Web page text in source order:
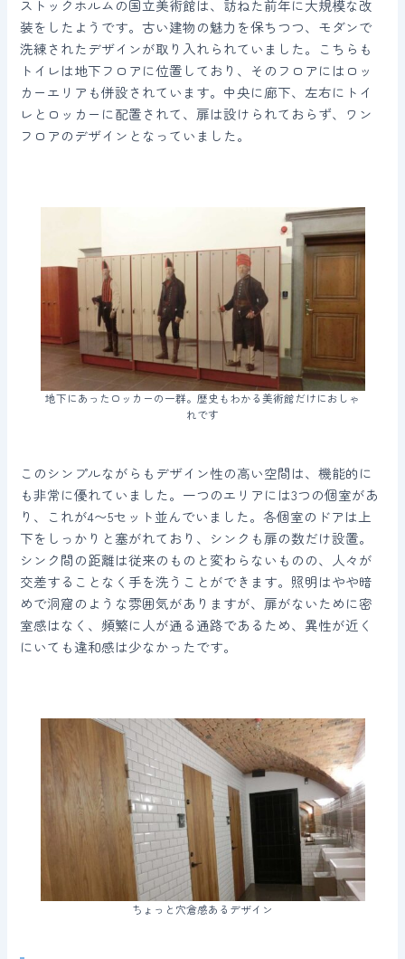
ストックホルムの国立美術館は、訪ねた前年に大規模な改
装をしたようです。古い建物の魅力を保ちつつ、モダンで
洗練されたデザインが取り入れられていました。こちらも
トイレは地下フロアに位置しており、そのフロアにはロッ
カーエリアも併設されています。中央に廊下、左右にトイ
レとロッカーに配置されて、扉は設けられておらず、ワン
フロアのデザインとなっていました。
地下にあったロッカーの一群。歴史もわかる美術館だけにおしゃ
れです
このシンプルながらもデザイン性の高い空間は、機能的に
も非常に優れていました。一つのエリアには3つの個室があ
り、これが4〜5セット並んでいました。各個室のドアは上
下をしっかりと塞がれており、シンクも扉の数だけ設置。
シンク間の距離は従来のものと変わらないものの、人々が
交差することなく手を洗うことができます。照明はやや暗
めで洞窟のような雰囲気がありますが、扉がないために密
室感はなく、頻繁に人が通る通路であるため、異性が近く
にいても違和感は少なかったです。
ちょっと穴倉感あるデザイン